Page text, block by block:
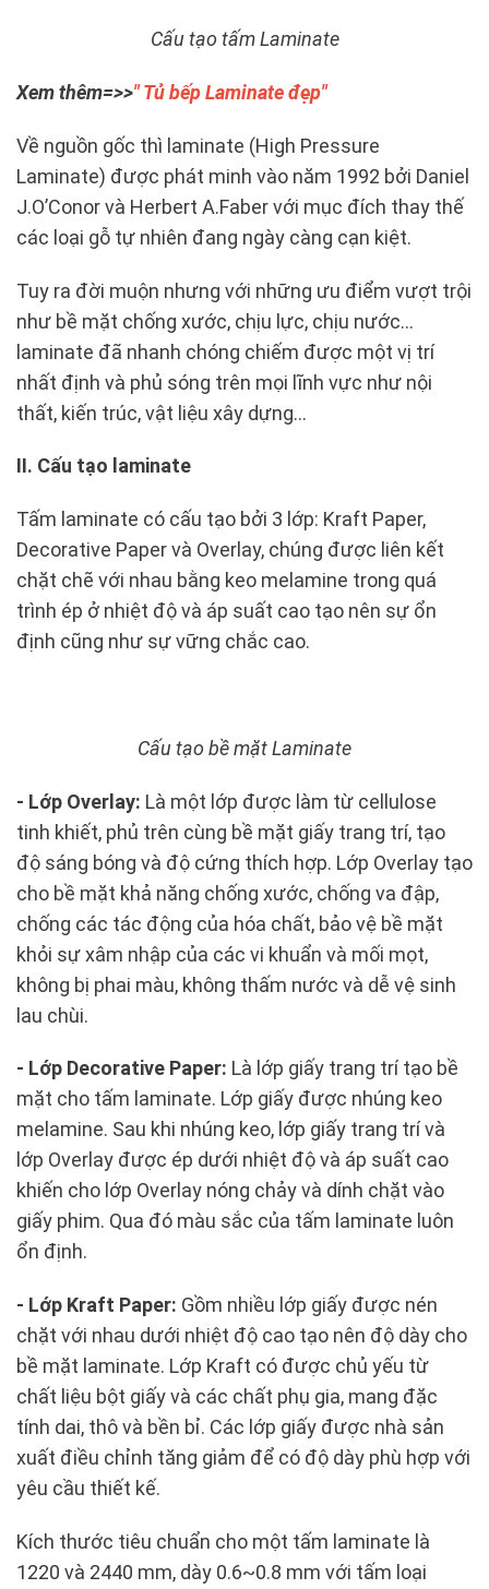
Cấu tạo tấm Laminate
Xem thêm=>>" Tủ bếp Laminate đẹp"
Về nguồn gốc thì laminate (High Pressure
Laminate) được phát minh vào năm 1992 bởi Daniel
J.O’Conor và Herbert A.Faber với mục đích thay thế
các loại gỗ tự nhiên đang ngày càng cạn kiệt.
Tuy ra đời muộn nhưng với những ưu điểm vượt trội
như bề mặt chống xước, chịu lực, chịu nước…
laminate đã nhanh chóng chiếm được một vị trí
nhất định và phủ sóng trên mọi lĩnh vực như nội
thất, kiến trúc, vật liệu xây dựng…
II. Cấu tạo laminate
Tấm laminate có cấu tạo bởi 3 lớp: Kraft Paper,
Decorative Paper và Overlay, chúng được liên kết
chặt chẽ với nhau bằng keo melamine trong quá
trình ép ở nhiệt độ và áp suất cao tạo nên sự ổn
định cũng như sự vững chắc cao.
Cấu tạo bề mặt Laminate
- Lớp Overlay: Là một lớp được làm từ cellulose
tinh khiết, phủ trên cùng bề mặt giấy trang trí, tạo
độ sáng bóng và độ cứng thích hợp. Lớp Overlay tạo
cho bề mặt khả năng chống xước, chống va đập,
chống các tác động của hóa chất, bảo vệ bề mặt
khỏi sự xâm nhập của các vi khuẩn và mối mọt,
không bị phai màu, không thấm nước và dễ vệ sinh
lau chùi.
- Lớp Decorative Paper: Là lớp giấy trang trí tạo bề
mặt cho tấm laminate. Lớp giấy được nhúng keo
melamine. Sau khi nhúng keo, lớp giấy trang trí và
lớp Overlay được ép dưới nhiệt độ và áp suất cao
khiến cho lớp Overlay nóng chảy và dính chặt vào
giấy phim. Qua đó màu sắc của tấm laminate luôn
ổn định.
- Lớp Kraft Paper: Gồm nhiều lớp giấy được nén
chặt với nhau dưới nhiệt độ cao tạo nên độ dày cho
bề mặt laminate. Lớp Kraft có được chủ yếu từ
chất liệu bột giấy và các chất phụ gia, mang đặc
tính dai, thô và bền bỉ. Các lớp giấy được nhà sản
xuất điều chỉnh tăng giảm để có độ dày phù hợp với
yêu cầu thiết kế.
Kích thước tiêu chuẩn cho một tấm laminate là
1220 và 2440 mm, dày 0.6~0.8 mm với tấm loại